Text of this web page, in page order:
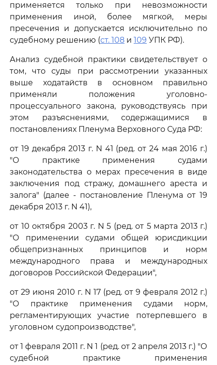
применяется только при невозможности
применения иной, более мягкой, меры
пресечения и допускается исключительно по
судебному решению (ст. 108 и 109 УПК РФ).
Анализ судебной практики свидетельствует о
том, что суды при рассмотрении указанных
выше ходатайств в основном правильно
применяли положения уголовно-
процессуального закона, руководствуясь при
этом разъяснениями, содержащимися в
постановлениях Пленума Верховного Суда РФ:
от 19 декабря 2013 г. N 41 (ред. от 24 мая 2016 г.)
"О практике применения судами
законодательства о мерах пресечения в виде
заключения под стражу, домашнего ареста и
залога" (далее - постановление Пленума от 19
декабря 2013 г. N 41),
от 10 октября 2003 г. N 5 (ред. от 5 марта 2013 г.)
"О применении судами общей юрисдикции
общепризнанных принципов и норм
международного права и международных
договоров Российской Федерации",
от 29 июня 2010 г. N 17 (ред. от 9 февраля 2012 г.)
"О практике применения судами норм,
регламентирующих участие потерпевшего в
уголовном судопроизводстве",
от 1 февраля 2011 г. N 1 (ред. от 2 апреля 2013 г.) "О
судебной практике применения